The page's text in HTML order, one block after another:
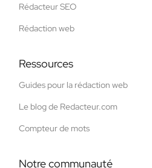
Rédacteur SEO
Rédaction web
Ressources
Guides pour la rédaction web
Le blog de Redacteur.com
Compteur de mots
Notre communauté